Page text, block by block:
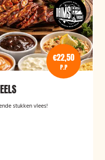
€22,50
P.P
stukken vlees!